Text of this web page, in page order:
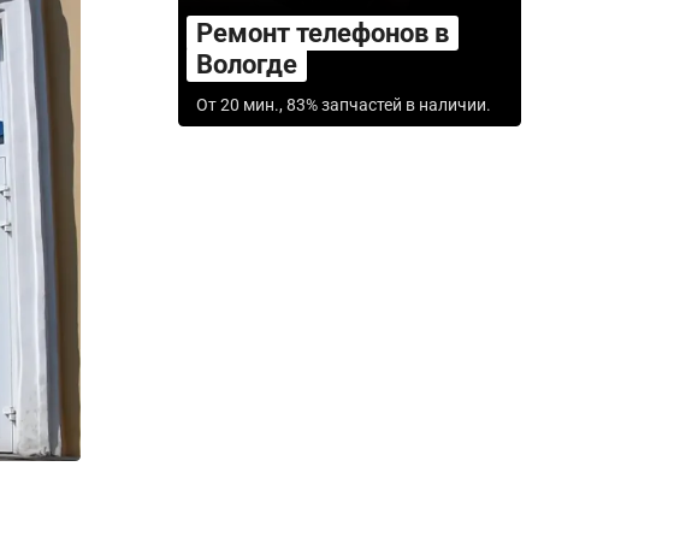
Ремонт телефонов в
Вологде
От 20 мин., 83% запчастей в наличии.